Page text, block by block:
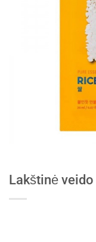
Lakštinė veido